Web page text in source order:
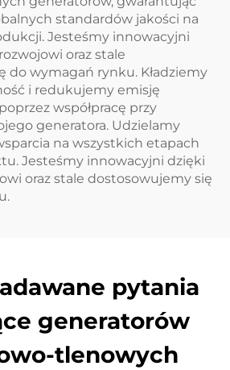
standardów jakości na
Jesteśmy innowacyjni
oraz stale
do wymagań rynku. Kładziemy
i redukujemy emisję
współpracę przy
generatora. Udzielamy
na wszystkich etapach
Jesteśmy innowacyjni dzięki
oraz stale dostosowujemy się
pytania
generatorów
tlenowych